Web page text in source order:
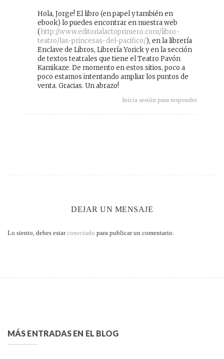
Hola, Jorge! El libro (en papel y también en
ebook) lo puedes encontrar en nuestra web
(http://www.editorialactoprimero.com/libro-
teatro/las-princesas-del-pacifico/), en la librería
Enclave de Libros, Librería Yorick y en la sección
de textos teatrales que tiene el Teatro Pavón
Kamikaze. De momento en estos sitios, poco a
poco estamos intentando ampliar los puntos de
venta. Gracias. Un abrazo!
Inicia sesión para responder
DEJAR UN MENSAJE
Lo siento, debes estarconectado para publicar un comentario.
MÁS ENTRADAS EN EL BLOG